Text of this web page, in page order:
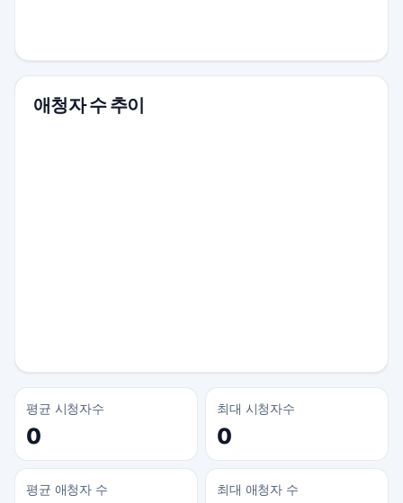
애청자 수 추이
평균 시청자수
0
최대 시청자수
0
평균 애청자 수 최대 애청자 수